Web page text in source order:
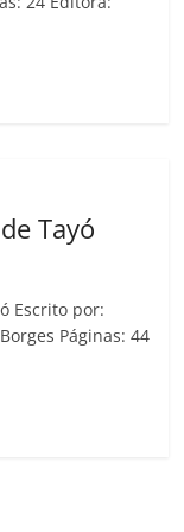
Tayó
Escrito por:
Páginas: 44